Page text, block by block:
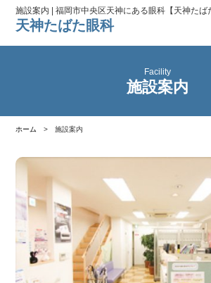
天神たばた眼科
Facility
施設案内
ホーム > 施設案内